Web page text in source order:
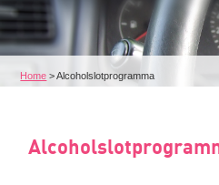
Home >Alcoholslotprogramma